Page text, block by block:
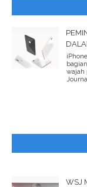
wajah
WSJ